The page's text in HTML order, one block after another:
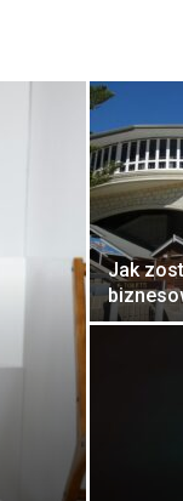
Jak